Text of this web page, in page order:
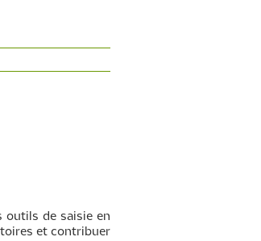
outils de saisie en
et contribuer